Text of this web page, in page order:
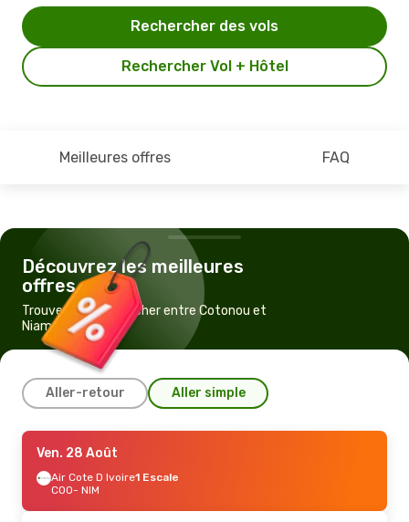
Rechercher Vol + Hôtel
Rechercher des vols
Meilleures offres FAQ
Découvrez les meilleures
offres
Trouvez un vol pas cher entre Cotonou et
Niamey
Aller-retour Aller simple
Dim. 13 Sept.
ASKY1 Escale
COO- NIM
NIM- COO
Ven. 28 Août
Air Cote D Ivoire1 Escale
COO- NIM